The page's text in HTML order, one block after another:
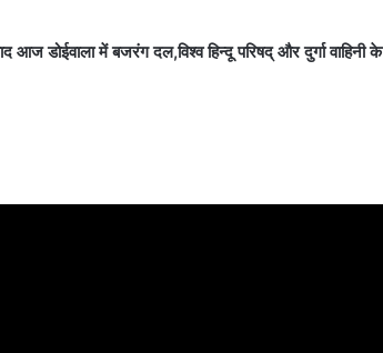
डोईवाला में बजरंग दल,विश्व हिन्दू परिषद् और दुर्गा वाहिनी के